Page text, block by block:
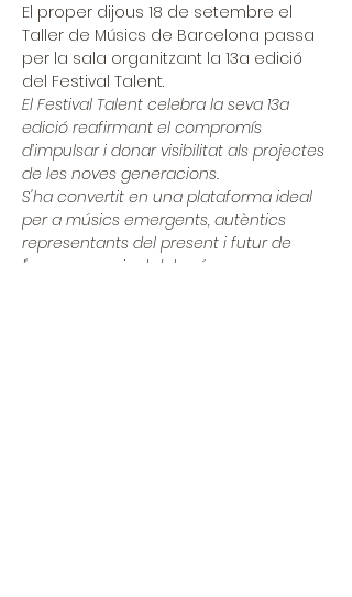
El proper dijous 18 de setembre el
Taller de Músics de Barcelona passa
per la sala organitzant la 13a edició
del Festival Talent.
El Festival Talent celebra la seva 13a
edició reafirmant el compromís
d’impulsar i donar visibilitat als projectes
de les noves generacions.
S'ha convertit en una plataforma ideal
per a músics emergents, autèntics
representants del present i futur de
l'escena musical del país.